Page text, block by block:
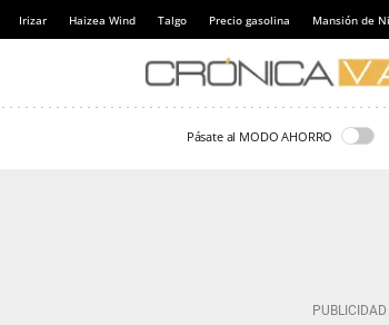
Irizar Haizea Wind Talgo Precio gasolina Mansión de
Pásate al MODO AHORRO